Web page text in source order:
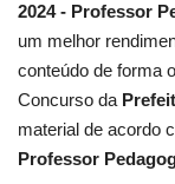
2024 - Professor
um melhor
conteúdo de forma
Concurso da
material de acordo
Professor